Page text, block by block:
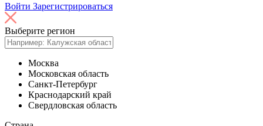
Войти Зарегистрироваться
Выберите регион
Москва
Московская область
Санкт-Петербург
Краснодарский край
Свердловская область